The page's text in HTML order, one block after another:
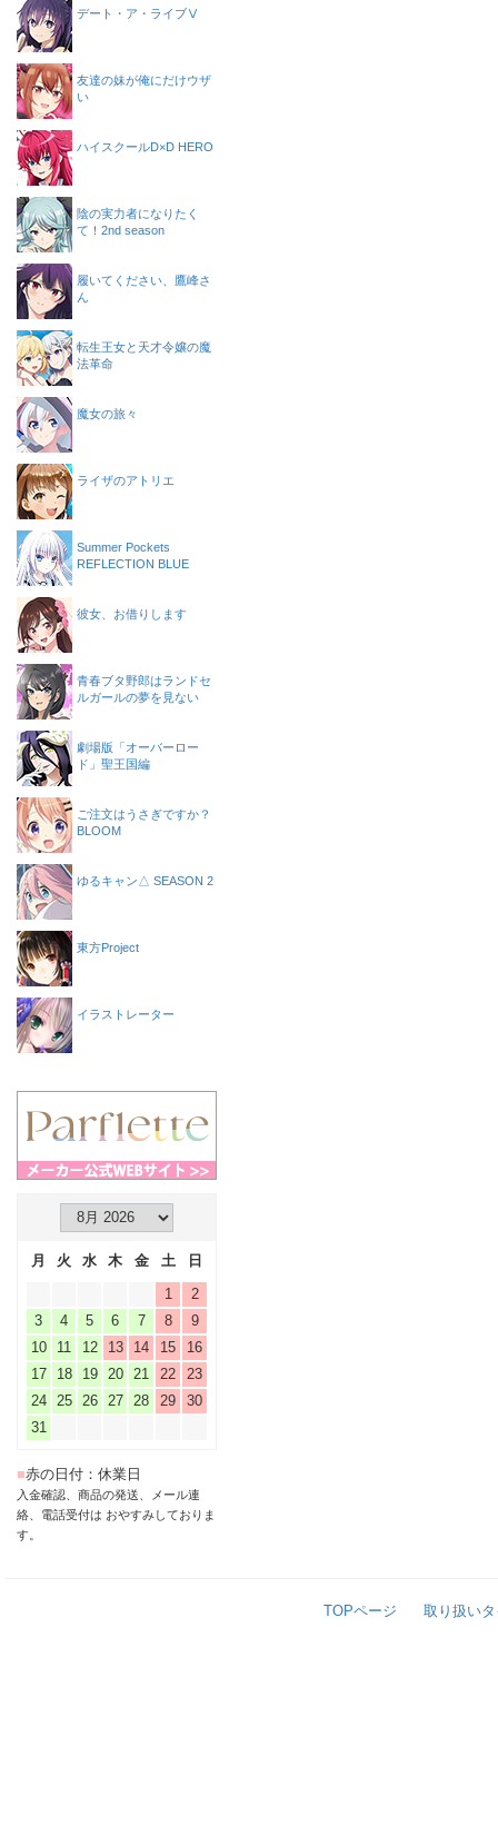
デート・ア・ライブⅤ
友達の妹が俺にだけウザ
い
ハイスクールD×D HERO
陰の実力者になりたく
て！2nd season
履いてください、鷹峰さ
ん
転生王女と天才令嬢の魔
法革命
魔女の旅々
ライザのアトリエ
Summer Pockets
REFLECTION BLUE
彼女、お借りします
青春ブタ野郎はランドセ
ルガールの夢を見ない
劇場版「オーバーロー
ド」聖王国編
ご注文はうさぎですか？
BLOOM
ゆるキャン△ SEASON 2
東方Project
イラストレーター
月 火 水 木 金 土
日
1
2
3
4 5 6 7 8
9
10
11 12 13 14 15
16
17
18 19 20 21 22
23
24
25 26 27 28 29
30
31
■赤の日付：休業日
入金確認、商品の発送、メール連
絡、電話受付は おやすみしておりま
す。
TOPページ 取り扱い